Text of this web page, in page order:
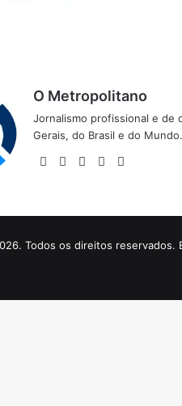
O Metropolitano
Jornalismo profissional e de
Gerais, do Brasil e do Mundo.
WebsiteFacebook
X YouTube
Todos os direitos